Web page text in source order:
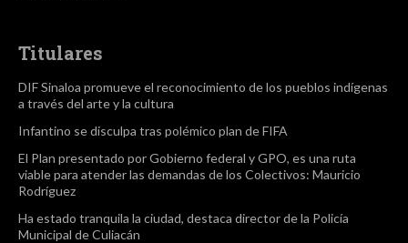
Titulares
DIF Sinaloa promueve el reconocimiento de los pueblos indígenas
a través del arte y la cultura
Infantino se disculpa tras polémico plan de FIFA
El Plan presentado por Gobierno federal y GPO, es una ruta
viable para atender las demandas de los Colectivos: Mauricio
Rodríguez
Ha estado tranquila la ciudad, destaca director de la Policía
Municipal de Culiacán